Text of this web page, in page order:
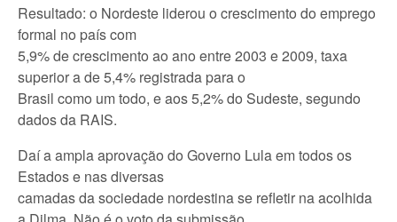
Resultado: o Nordeste liderou o crescimento do emprego
formal no país com
5,9% de crescimento ao ano entre 2003 e 2009, taxa
superior a de 5,4% registrada para o
Brasil como um todo, e aos 5,2% do Sudeste, segundo
dados da RAIS.
Daí a ampla aprovação do Governo Lula em todos os
Estados e nas diversas
camadas da sociedade nordestina se refletir na acolhida